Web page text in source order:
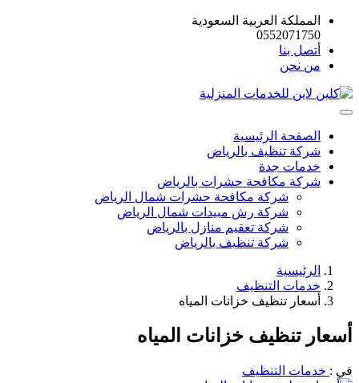
المملكة العربية السعودية
0552071750
أتصل بنا
من نحن
الصفحة الرئيسية
شركة تنظيف بالرياض
خدمات جدة
شركة مكافحة حشرات بالرياض
شركة مكافحة حشرات شمال الرياض
شركة رش مبيدات شمال الرياض
شركة تعقيم منازل بالرياض
شركة تنظيف بالرياض
الرئيسية
خدمات التنظيف
أسعار تنظيف خزانات المياه
أسعار تنظيف خزانات المياه
في : خدمات التنظيف